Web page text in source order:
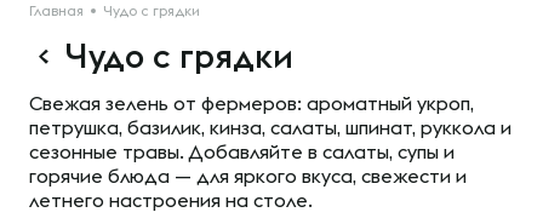
Главная Чудо с грядки
Чудо с грядки
Свежая зелень от фермеров: ароматный укроп,
петрушка, базилик, кинза, салаты, шпинат, руккола и
сезонные травы. Добавляйте в салаты, супы и
горячие блюда — для яркого вкуса, свежести и
летнего настроения на столе.